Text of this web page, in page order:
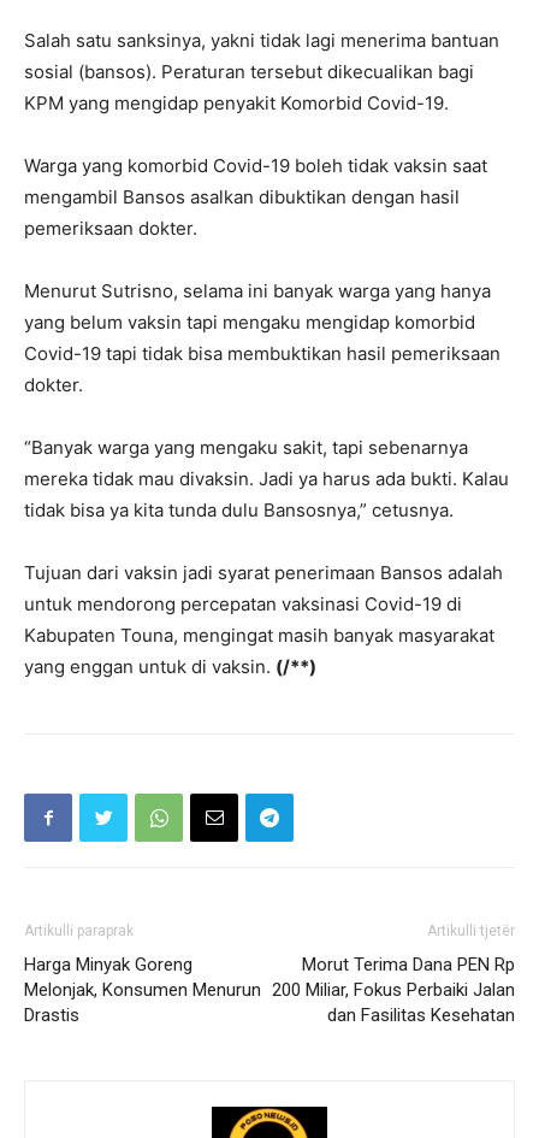
Salah satu sanksinya, yakni tidak lagi menerima bantuan
sosial (bansos). Peraturan tersebut dikecualikan bagi
KPM yang mengidap penyakit Komorbid Covid-19.
Warga yang komorbid Covid-19 boleh tidak vaksin saat
mengambil Bansos asalkan dibuktikan dengan hasil
pemeriksaan dokter.
Menurut Sutrisno, selama ini banyak warga yang hanya
yang belum vaksin tapi mengaku mengidap komorbid
Covid-19 tapi tidak bisa membuktikan hasil pemeriksaan
dokter.
“Banyak warga yang mengaku sakit, tapi sebenarnya
mereka tidak mau divaksin. Jadi ya harus ada bukti. Kalau
tidak bisa ya kita tunda dulu Bansosnya,” cetusnya.
Tujuan dari vaksin jadi syarat penerimaan Bansos adalah
untuk mendorong percepatan vaksinasi Covid-19 di
Kabupaten Touna, mengingat masih banyak masyarakat
yang enggan untuk di vaksin. (/**)
Artikulli paraprak
Harga Minyak Goreng
Melonjak, Konsumen Menurun
Drastis
Artikulli tjetër
Morut Terima Dana PEN Rp
200 Miliar, Fokus Perbaiki Jalan
dan Fasilitas Kesehatan